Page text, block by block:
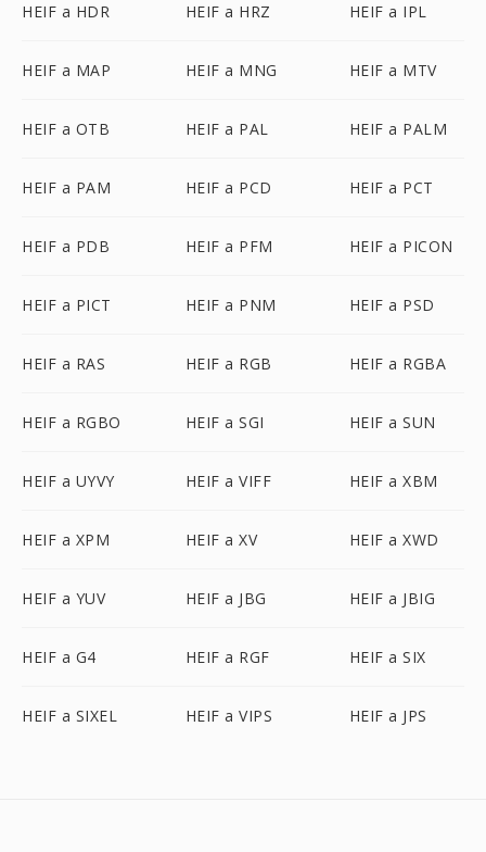
HEIF a HDR HEIF a HRZ HEIF a IPL
HEIF a MAP HEIF a MNG HEIF a MTV
HEIF a OTB HEIF a PAL HEIF a PALM
HEIF a PAM HEIF a PCD HEIF a PCT
HEIF a PDB HEIF a PFM HEIF a PICON
HEIF a PICT HEIF a PNM HEIF a PSD
HEIF a RAS HEIF a RGB HEIF a RGBA
HEIF a RGBO HEIF a SGI HEIF a SUN
HEIF a UYVY HEIF a VIFF HEIF a XBM
HEIF a XPM HEIF a XV HEIF a XWD
HEIF a YUV HEIF a JBG HEIF a JBIG
HEIF a G4 HEIF a RGF HEIF a SIX
HEIF a SIXEL HEIF a VIPS HEIF a JPS